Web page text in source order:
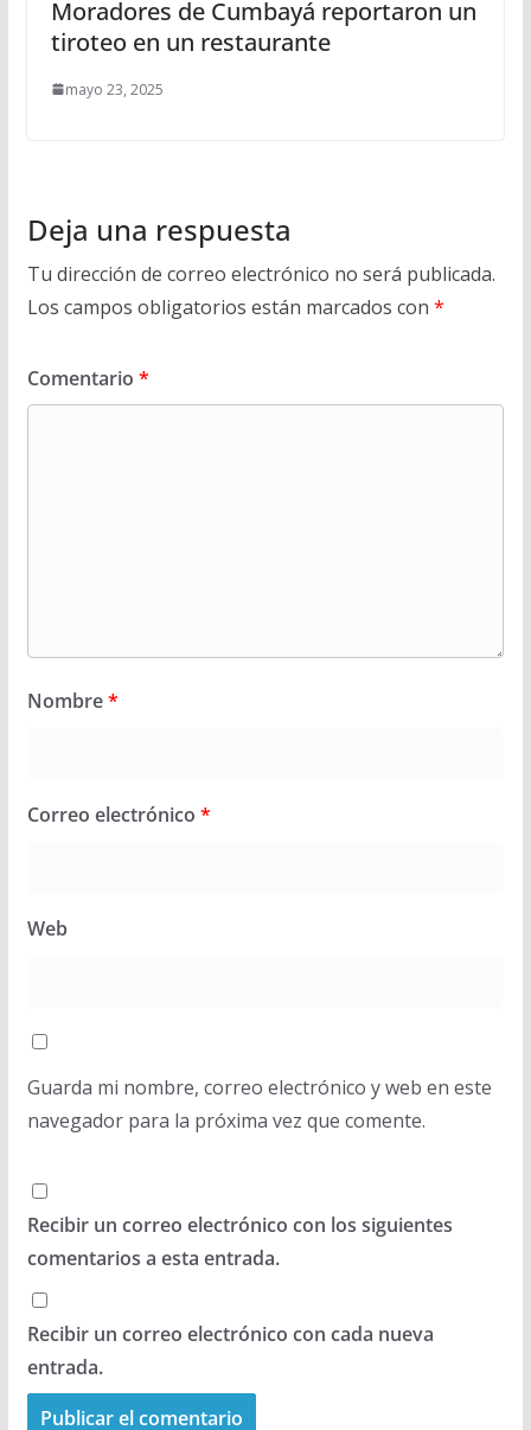
Moradores de Cumbayá reportaron un
tiroteo en un restaurante
mayo 23, 2025
Deja una respuesta
Tu dirección de correo electrónico no será publicada.
Los campos obligatorios están marcados con *
Comentario *
Nombre*
Correo electrónico *
Web
Guarda mi nombre, correo electrónico y web en este
navegador para la próxima vez que comente.
Recibir un correo electrónico con los siguientes
comentarios a esta entrada.
Recibir un correo electrónico con cada nueva
entrada.